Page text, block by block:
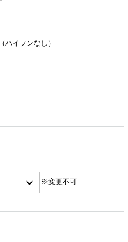
（ハイフンなし）
※変更不可